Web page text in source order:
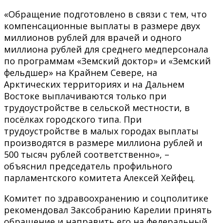
«Обращение подготовлено в связи с тем, что
компенсационные выплаты в размере двух
миллионов рублей для врачей и одного
миллиона рублей для среднего медперсонала
по программам «Земский доктор» и «Земский
фельдшер» на Крайнем Севере, на
Арктических территориях и на Дальнем
Востоке выплачиваются только при
трудоустройстве в сельской местности, в
посёлках городского типа. При
трудоустройстве в малых городах выплаты
производятся в размере миллиона рублей и
500 тысяч рублей соответственно», –
объяснил председатель профильного
парламентского комитета Алексей Хейфец.
Комитет по здравоохранению и соцполитике
рекомендовал Заксобранию Карелии принять